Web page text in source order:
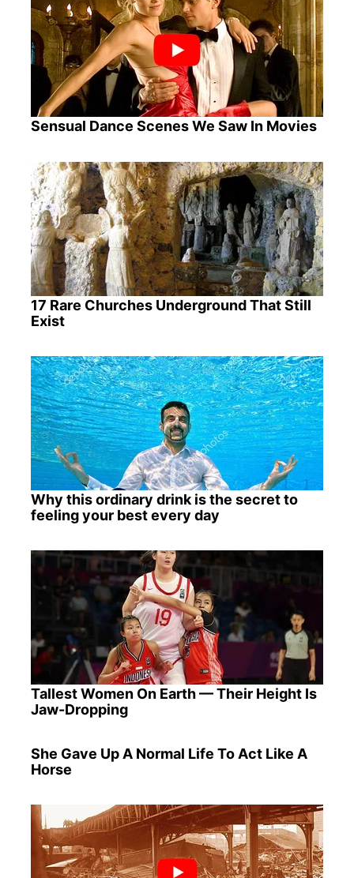
Sensual Dance Scenes We Saw In Movies
17 Rare Churches Underground That Still
Exist
Why this ordinary drink is the secret to
feeling your best every day
Tallest Women On Earth — Their Height Is
Jaw-Dropping
She Gave Up A Normal Life To Act Like A
Horse